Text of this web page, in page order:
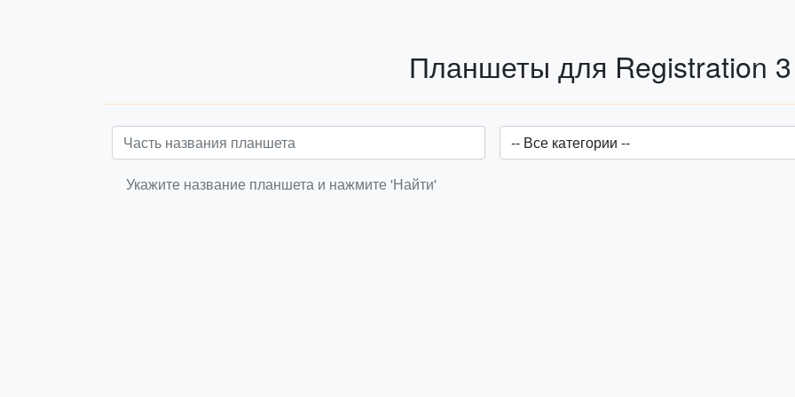
Планшеты для Registration 3
Укажите название планшета и нажмите 'Найти'